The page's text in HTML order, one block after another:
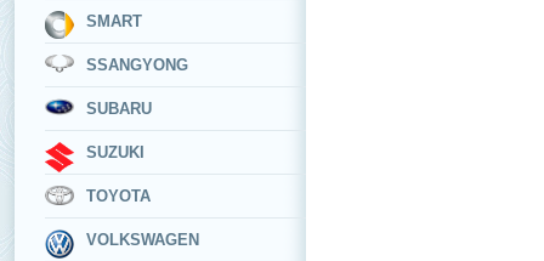
SMART
SSANGYONG
SUBARU
SUZUKI
TOYOTA
VOLKSWAGEN